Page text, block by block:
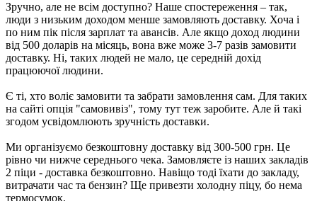
Зручно, але не всім доступно? Наше спостереження – так,
люди з низьким доходом менше замовляють доставку. Хоча і
по ним пік після зарплат та авансів. Але якщо доход людини
від 500 доларів на місяць, вона вже може 3-7 разів замовити
доставку. Ні, таких людей не мало, це середній дохід
працюючої людини.
Є ті, хто воліє замовити та забрати замовлення сам. Для таких
на сайті опція "самовивіз", тому тут теж заробите. Але й такі
згодом усвідомлюють зручність доставки.
Ми організуємо безкоштовну доставку від 300-500 грн. Це
рівно чи нижче середнього чека. Замовляєте із наших закладів
2 піци - доставка безкоштовно. Навіщо тоді їхати до закладу,
витрачати час та бензин? Ще привезти холодну піцу, бо нема
термосумок.